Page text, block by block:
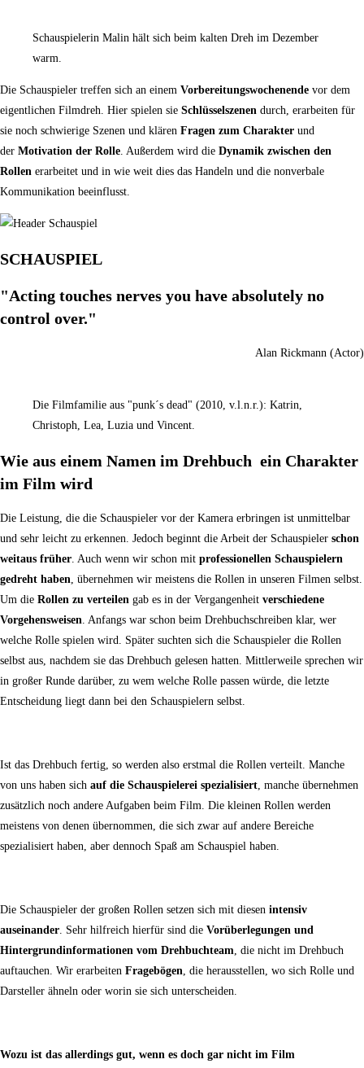
Schauspielerin Malin hält sich beim kalten Dreh im Dezember
warm.
Die Schauspieler treffen sich an einem Vorbereitungswochenende vor dem
eigentlichen Filmdreh. Hier spielen sie Schlüsselszenen durch, erarbeiten für
sie noch schwierige Szenen und klären Fragen zum Charakter und
der Motivation der Rolle. Außerdem wird die Dynamik zwischen den
Rollen erarbeitet und in wie weit dies das Handeln und die nonverbale
Kommunikation beeinflusst.
SCHAUSPIEL
"Acting touches nerves you have absolutely no
control over."
Alan Rickmann (Actor)
Die Filmfamilie aus "punk´s dead" (2010, v.l.n.r.): Katrin,
Christoph, Lea, Luzia und Vincent.
Wie aus einem Namen im Drehbuch ein Charakter
im Film wird
Die Leistung, die die Schauspieler vor der Kamera erbringen ist unmittelbar
und sehr leicht zu erkennen. Jedoch beginnt die Arbeit der Schauspieler schon
weitaus früher. Auch wenn wir schon mit professionellen Schauspielern
gedreht haben, übernehmen wir meistens die Rollen in unseren Filmen selbst.
Um die Rollen zu verteilen gab es in der Vergangenheit verschiedene
Vorgehensweisen. Anfangs war schon beim Drehbuchschreiben klar, wer
welche Rolle spielen wird. Später suchten sich die Schauspieler die Rollen
selbst aus, nachdem sie das Drehbuch gelesen hatten. Mittlerweile sprechen wir
in großer Runde darüber, zu wem welche Rolle passen würde, die letzte
Entscheidung liegt dann bei den Schauspielern selbst.
Ist das Drehbuch fertig, so werden also erstmal die Rollen verteilt. Manche
von uns haben sich auf die Schauspielerei spezialisiert, manche übernehmen
zusätzlich noch andere Aufgaben beim Film. Die kleinen Rollen werden
meistens von denen übernommen, die sich zwar auf andere Bereiche
spezialisiert haben, aber dennoch Spaß am Schauspiel haben.
Die Schauspieler der großen Rollen setzen sich mit diesen intensiv
auseinander. Sehr hilfreich hierfür sind die Vorüberlegungen und
Hintergrundinformationen vom Drehbuchteam, die nicht im Drehbuch
auftauchen. Wir erarbeiten Fragebögen, die herausstellen, wo sich Rolle und
Darsteller ähneln oder worin sie sich unterscheiden.
Wozu ist das allerdings gut, wenn es doch gar nicht im Film